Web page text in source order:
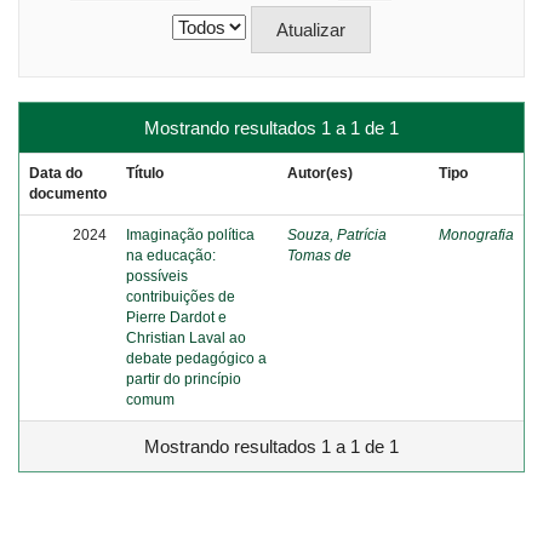
Mostrando resultados 1 a 1 de 1
Data do
documento
Título Autor(es) Tipo
2024
Imaginação política
na educação:
possíveis
contribuições de
Pierre Dardot e
Christian Laval ao
debate pedagógico a
partir do princípio
comum
Souza, Patrícia
Tomas de
Monografia
Mostrando resultados 1 a 1 de 1